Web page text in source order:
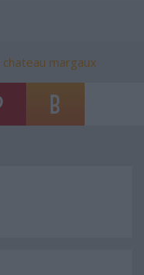
chateau margaux